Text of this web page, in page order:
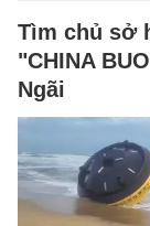
Tìm chủ sở
"CHINA
Ngãi